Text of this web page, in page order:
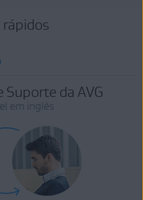
rápidos
Suporte da AVG
em inglês